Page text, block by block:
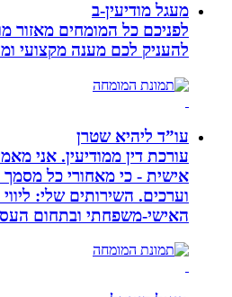
מעגל מודיעין-ב
לפניכם כל המומחים מאזור
להעניק לכם מענה מקצועי ומהימן
עו”ד ליהיא שטרן
עורכת דין ממודיעין. אני מאמינה
אישית - כי מאחורי כל מסמך
וערכים. השירותים שלי: ליווי
האישי-משפחתי ובתחום העסקי-